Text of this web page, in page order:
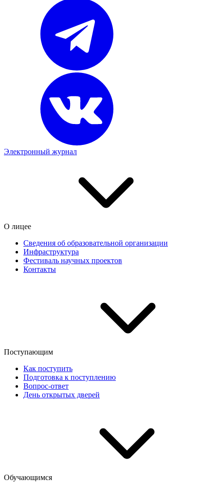
Электронный журнал
О лицее
Сведения об образовательной организации
Инфраструктура
Фестиваль научных проектов
Контакты
Поступающим
Как поступить
Подготовка к поступлению
Вопрос-ответ
День открытых дверей
Обучающимся